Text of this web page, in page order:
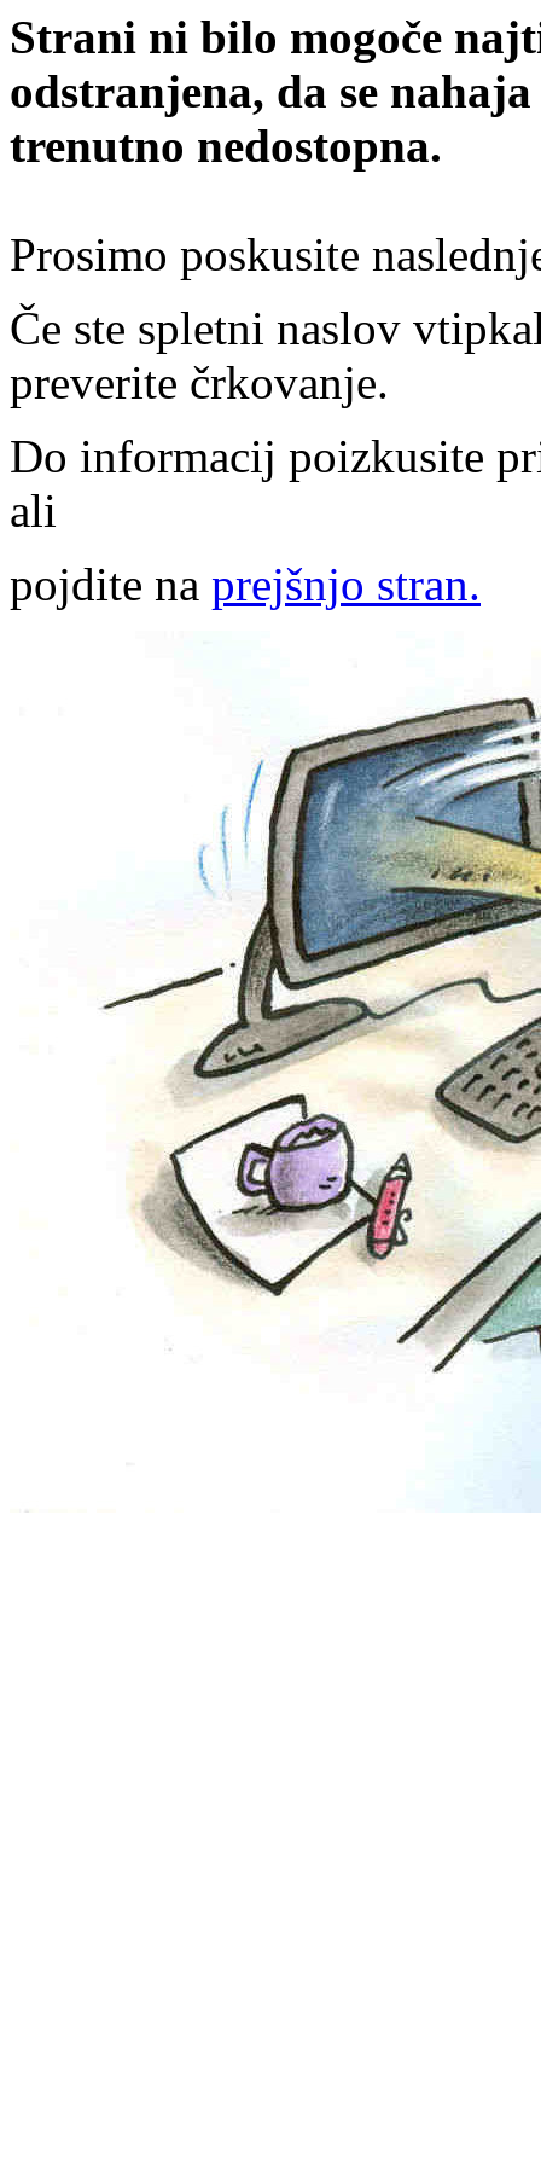
Strani ni bilo mogoče
odstranjena, da se
trenutno nedostopna.
Prosimo poskusite
Če ste spletni naslov
preverite črkovanje.
Do informacij poizkusite
ali
pojdite na prejšnjo stran.